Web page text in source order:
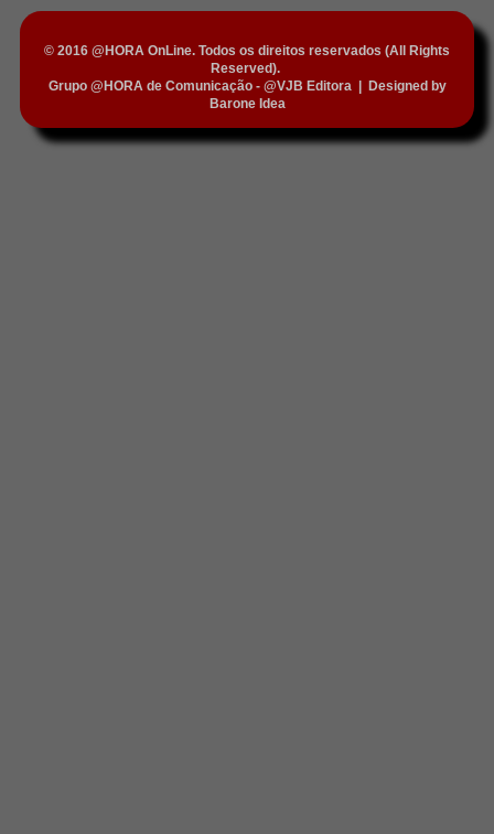
© 2016 @HORA OnLine. Todos os direitos reservados (All Rights
Reserved).
Grupo @HORA de Comunicação - @VJB Editora|
Designed by
Barone Idea